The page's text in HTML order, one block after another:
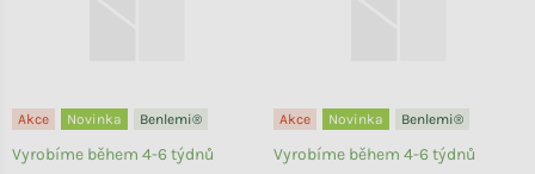
Akce Novinka Benlemi®
Vyrobíme během 4-6 týdnů
Akce Novinka Benlemi®
Vyrobíme během 4-6 týdnů